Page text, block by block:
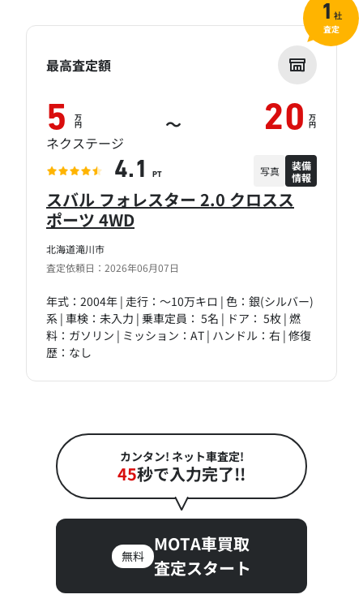
北海道滝川市
査定依頼日：2026年06月07日
スバル フォレスター 2.0 クロスス
ポーツ 4WD
年式：2004年 | 走行：～10万キロ | 色：銀(シルバー)
系 | 車検：未入力 | 乗車定員： 5名 | ドア： 5枚 | 燃
料：ガソリン | ミッション：AT | ハンドル：右 | 修復
歴：なし
最高査定額
5 万
円 ～ 20 万
円
ネクステージ
4.1 PT 写真
装備
情報
1 社
査定
カンタン! ネット車査定!
45秒で入力完了!!
無料
MOTA車買取
査定スタート